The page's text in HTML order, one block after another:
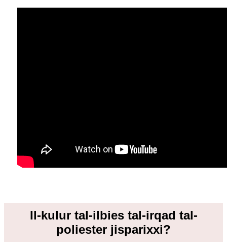
Il-kulur tal-ilbies tal-irqad tal-
poliester jisparixxi?